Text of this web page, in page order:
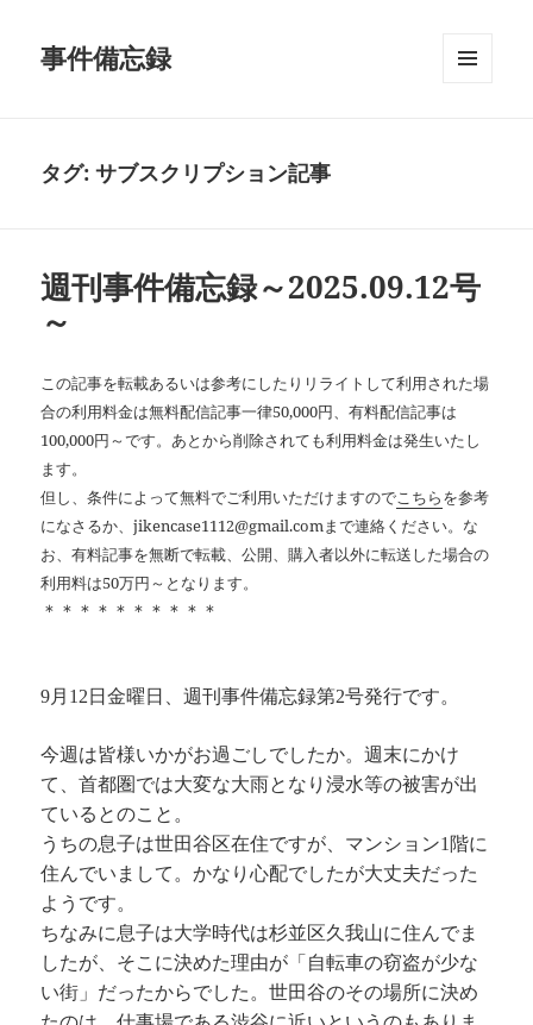
事件備忘録
タグ:サブスクリプション記事
週刊事件備忘録～2025.09.12号
～
この記事を転載あるいは参考にしたりリライトして利用された場
合の利用料金は無料配信記事一律50,000円、有料配信記事は
100,000円～です。あとから削除されても利用料金は発生いたし
ます。
但し、条件によって無料でご利用いただけますのでこちらを参考
になさるか、jikencase1112@gmail.comまで連絡ください。な
お、有料記事を無断で転載、公開、購入者以外に転送した場合の
利用料は50万円～となります。
＊＊＊＊＊＊＊＊＊＊
9月12日金曜日、週刊事件備忘録第2号発行です。
今週は皆様いかがお過ごしでしたか。週末にかけ
て、首都圏では大変な大雨となり浸水等の被害が出
ているとのこと。
うちの息子は世田谷区在住ですが、マンション1階に
住んでいまして。かなり心配でしたが大丈夫だった
ようです。
ちなみに息子は大学時代は杉並区久我山に住んでま
したが、そこに決めた理由が「自転車の窃盗が少な
い街」だったからでした。世田谷のその場所に決め